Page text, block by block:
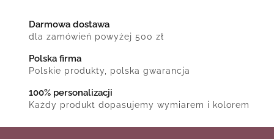
Darmowa dostawa
dla zamówień powyżej 500 zł
Polska firma
Polskie produkty, polska gwarancja
100% personalizacji
Każdy produkt dopasujemy wymiarem i kolorem